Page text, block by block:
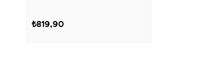
₺819,90